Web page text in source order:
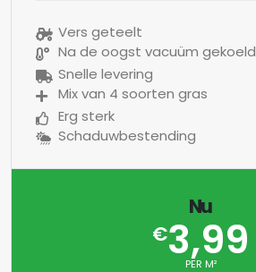
Vers geteelt
Na de oogst vacuüm gekoeld
Snelle levering
Mix van 4 soorten gras
Erg sterk
Schaduwbestending
Nu
€3,99
PER M²